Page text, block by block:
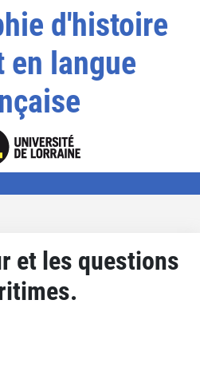
d'histoire
en langue
et les questions